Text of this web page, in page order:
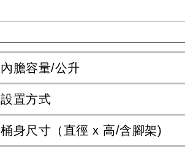
內膽容量/公升
設置方式
桶身尺寸（直徑 x 高/含腳架)